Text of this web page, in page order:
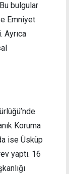
bulgular
Emniyet
Ayrıca
Koruma
ise Üsküp
yaptı. 16